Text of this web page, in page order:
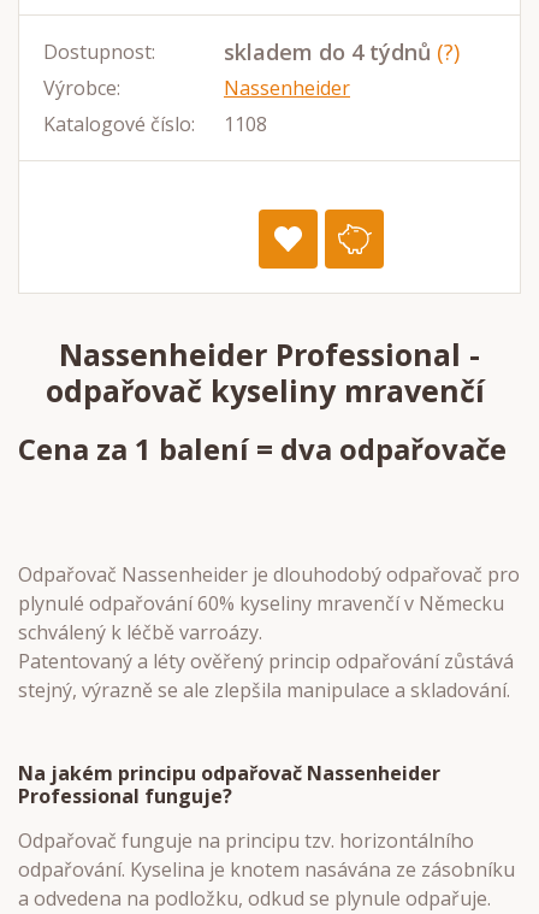
Dostupnost: skladem do 4 týdnů (?)
Výrobce:
Nassenheider
Katalogové číslo:
1108
Nassenheider Professional -
odpařovač kyseliny mravenčí
Cena za 1 balení = dva odpařovače
Odpařovač Nassenheider je dlouhodobý odpařovač pro
plynulé odpařování 60% kyseliny mravenčí v Německu
schválený k léčbě varroázy.
Patentovaný a léty ověřený princip odpařování zůstává
stejný, výrazně se ale zlepšila manipulace a skladování.
Na jakém principu odpařovač Nassenheider
Professional funguje?
Odpařovač funguje na principu tzv. horizontálního
odpařování. Kyselina je knotem nasávána ze zásobníku
a odvedena na podložku, odkud se plynule odpařuje.